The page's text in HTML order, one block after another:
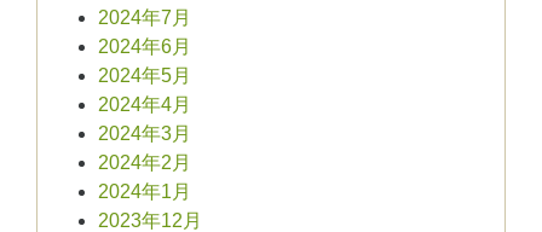
2024年7月
2024年6月
2024年5月
2024年4月
2024年3月
2024年2月
2024年1月
2023年12月